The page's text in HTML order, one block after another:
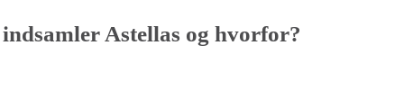
Astellas og hvorfor?